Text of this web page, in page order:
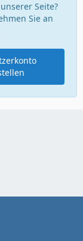
Seite?
Sie an